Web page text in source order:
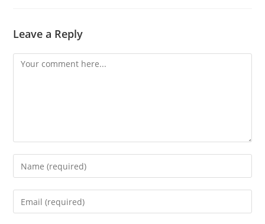
Leave a Reply
Comment
Enter
your
name
Enter
your